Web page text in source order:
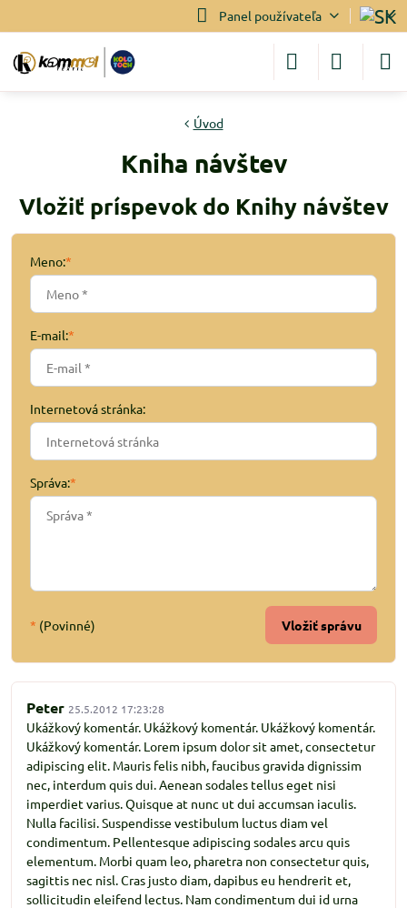
Panel používateľa
Úvod
Kniha návštev
Vložiť príspevok do Knihy návštev
Meno:*
E-mail:*
Internetová stránka:
Správa:*
* (Povinné) Vložiť správu
Peter 25.5.2012 17:23:28
Ukážkový komentár. Ukážkový komentár. Ukážkový komentár.
Ukážkový komentár. Lorem ipsum dolor sit amet, consectetur
adipiscing elit. Mauris felis nibh, faucibus gravida dignissim
nec, interdum quis dui. Aenean sodales tellus eget nisi
imperdiet varius. Quisque at nunc ut dui accumsan iaculis.
Nulla facilisi. Suspendisse vestibulum luctus diam vel
condimentum. Pellentesque adipiscing sodales arcu quis
elementum. Morbi quam leo, pharetra non consectetur quis,
sagittis nec nisl. Cras justo diam, dapibus eu hendrerit et,
sollicitudin eleifend lectus. Nam condimentum dui id urna